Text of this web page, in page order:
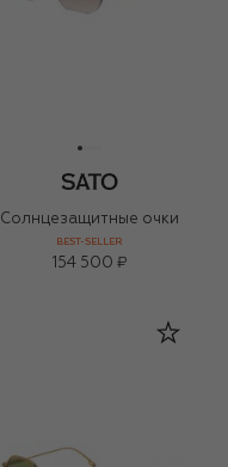
Солнцезащитные очки
BEST-SELLER
154 500 ₽